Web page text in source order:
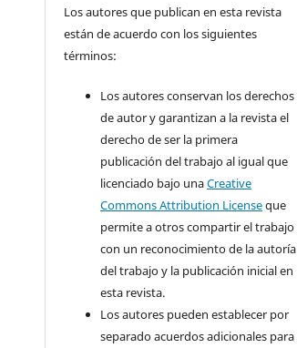
Los autores que publican en esta revista
están de acuerdo con los siguientes
términos:
Los autores conservan los derechos
de autor y garantizan a la revista el
derecho de ser la primera
publicación del trabajo al igual que
licenciado bajo unaCreative
Commons Attribution Licenseque
permite a otros compartir el trabajo
con un reconocimiento de la autoría
del trabajo y la publicación inicial en
esta revista.
Los autores pueden establecer por
separado acuerdos adicionales para